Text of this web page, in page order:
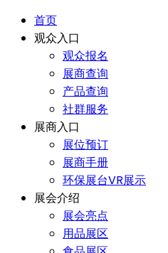
首页
观众入口
观众报名
展商查询
产品查询
社群服务
展商入口
展位预订
展商手册
环保展台VR展示
展会介绍
展会亮点
用品展区